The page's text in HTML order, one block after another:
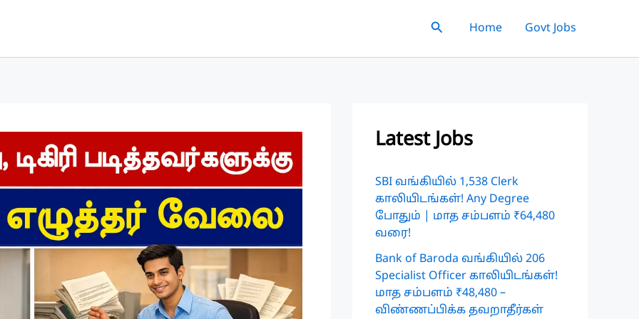
SearchHome Govt Jobs
Latest Jobs
SBI வங்கியில் 1,538 Clerk
காலியிடங்கள்! Any Degree
போதும் | மாத சம்பளம் ₹64,480
வரை!
Bank of Baroda வங்கியில் 206
Specialist Officer காலியிடங்கள்!
மாத சம்பளம் ₹48,480 –
விண்ணப்பிக்க தவறாதீர்கள்